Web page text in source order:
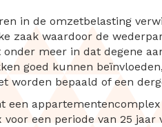
in de omzetbelasting
zaak waardoor de
meer in dat degene
goed kunnen
worden bepaald of een
een
een periode van 25